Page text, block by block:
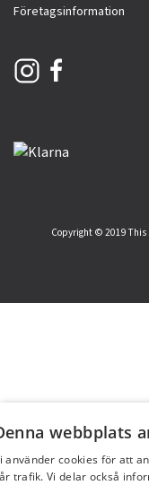
Företagsinformation
Copyright © 2019 This
webbplats
använder cookies för att
trafik. Vi delar också